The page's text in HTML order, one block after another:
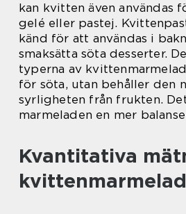
kan kvitten även användas
gelé eller pastej.
känd för att användas i
smaksätta söta desserter.
typerna av
för söta, utan behåller den
syrligheten från frukten.
marmeladen en mer
Kvantitativa
kvittenmarmelad